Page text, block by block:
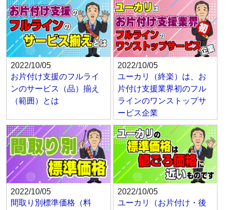
2022/10/05
お片付け支援のフルライ
ンのサービス（品）揃え
（範囲）とは
2022/10/05
ユーカリ（終楽）は、お
片付け支援業界初のフル
ラインのワンストップサ
ービス企業
2022/10/05
間取り別標準価格（料
2022/10/05
ユーカリ（お片付け・後